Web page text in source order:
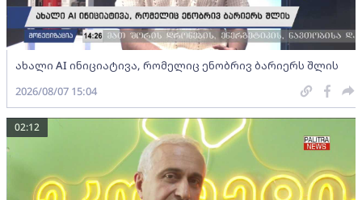
ახალი AI ინიციატივა, რომელიც ენობრივ ბარიერს შლის
2026/08/07 15:04
02:12